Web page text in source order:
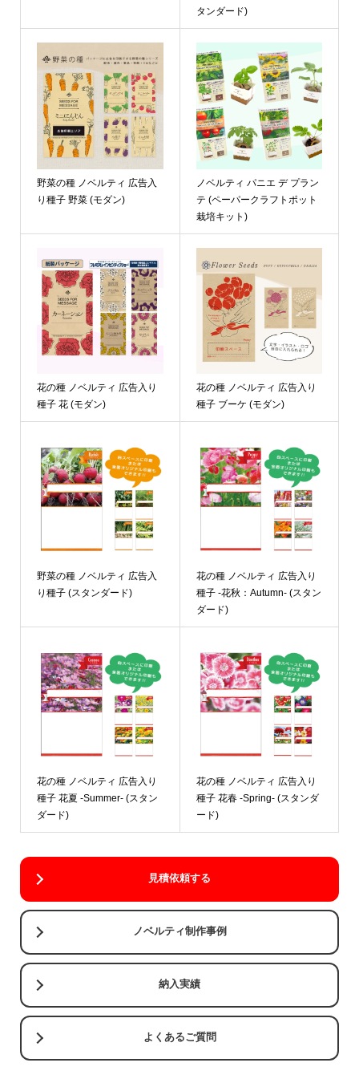
タンダード)
野菜の種 ノベルティ 広告入
り種子 野菜 (モダン)
ノベルティ パニエ デ プラン
テ (ペーパークラフトポット
栽培キット)
花の種 ノベルティ 広告入り
種子 花 (モダン)
花の種 ノベルティ 広告入り
種子 ブーケ (モダン)
野菜の種 ノベルティ 広告入
り種子 (スタンダード)
花の種 ノベルティ 広告入り
種子 -花秋：Autumn- (スタン
ダード)
花の種 ノベルティ 広告入り
種子 花夏 -Summer- (スタン
ダード)
花の種 ノベルティ 広告入り
種子 花春 -Spring- (スタンダ
ード)
見積依頼する
ノベルティ制作事例
納入実績
よくあるご質問